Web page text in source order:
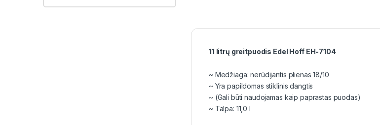
11 litrų greitpuodis Edel Hoff EH-7104
~ Medžiaga: nerūdijantis plienas 18/10
~ Yra papildomas stiklinis dangtis
~ (Gali būti naudojamas kaip paprastas puodas)
~ Talpa: 11,0 l